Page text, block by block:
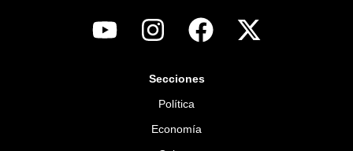
Secciones
Política
Economía